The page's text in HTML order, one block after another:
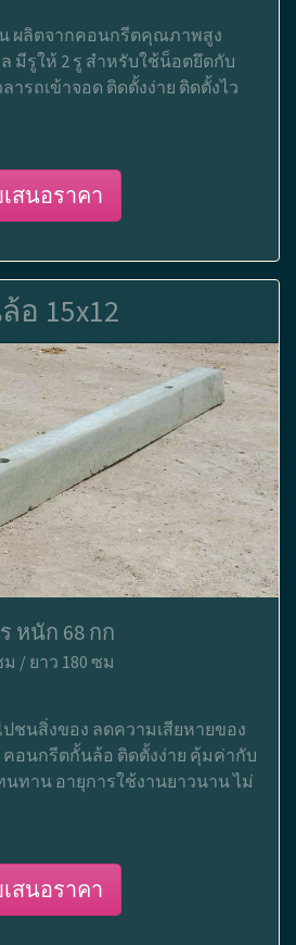
ผลิตจากคอนกรีตคุณภาพสูง
มีรูให้ 2 รู สำหรับใช้น็อตยึดกับ
รถเข้าจอด ติดตั้งง่าย ติดตั้งไว
สนอราคา
15x12
หนัก 68 กก
/ ยาว 180 ซม
ชนสิ่งของ ลดความเสียหายของ
อนกรีตกั้นล้อ ติดตั้งง่าย คุ้มค่ากับ
นทาน อายุการใช้งานยาวนาน ไม่
สนอราคา